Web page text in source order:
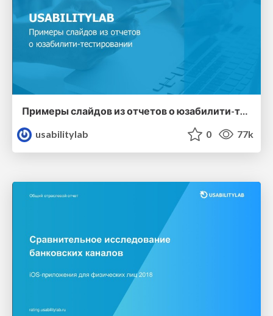
Примеры слайдов из отчетов о юзабилити-тестированиях USABILITYLAB
usabilitylab
0 77k